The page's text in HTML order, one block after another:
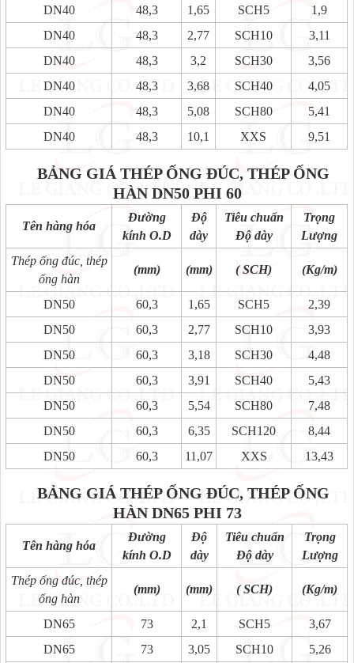
DN40 48,3 1,65 SCH5
1,9
DN40
48,3 2,77 SCH10
3,11
DN40
48,3 3,2 SCH30
3,56
DN40
48,3 3,68 SCH40
4,05
DN40
48,3 5,08 SCH80
5,41
DN40
48,3 10,1 XXS 9,51
BẢNG GIÁ THÉP ỐNG ĐÚC, THÉP ỐNG
HÀNDN50 PHI 60
Tên hàng hóa
Đường
kính O.D
Độ
dày
Tiêu chuẩn
Độ dày
Trọng
Lượng
Thép ống đúc, thép
ống hàn
(mm) (mm) ( SCH) (Kg/m)
DN50 60,3 1,65 SCH5
2,39
DN50
60,3 2,77 SCH10
3,93
DN50
60,3 3,18 SCH30
4,48
DN50
60,3 3,91 SCH40
5,43
DN50
60,3 5,54 SCH80
7,48
DN50
60,3 6,35 SCH120
8,44
DN50
60,3 11,07 XXS 13,43
BẢNG GIÁ THÉP ỐNG ĐÚC, THÉP ỐNG
HÀNDN65 PHI 73
Tên hàng hóa
Đường
kính O.D
Độ
dày
Tiêu chuẩn
Độ dày
Trọng
Lượng
Thép ống đúc, thép
ống hàn
(mm) (mm) ( SCH) (Kg/m)
DN65 73 2,1 SCH5
3,67
DN65
73 3,05 SCH10
5,26